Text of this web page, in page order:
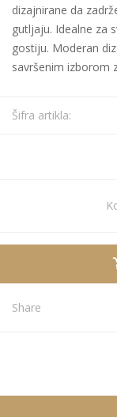
dizajnirane da
gutljaju. Idealne za
gostiju. Moderan
savršenim izborom
Šifra artikla:
Share